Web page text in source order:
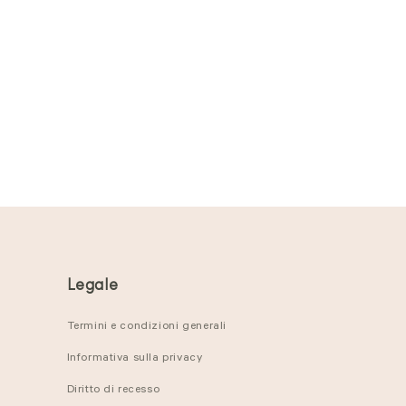
Legale
Termini e condizioni generali
Informativa sulla privacy
Diritto di recesso